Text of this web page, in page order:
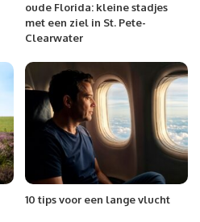
oude Florida: kleine stadjes
met een ziel in St. Pete-
Clearwater
10 tips voor een lange vlucht